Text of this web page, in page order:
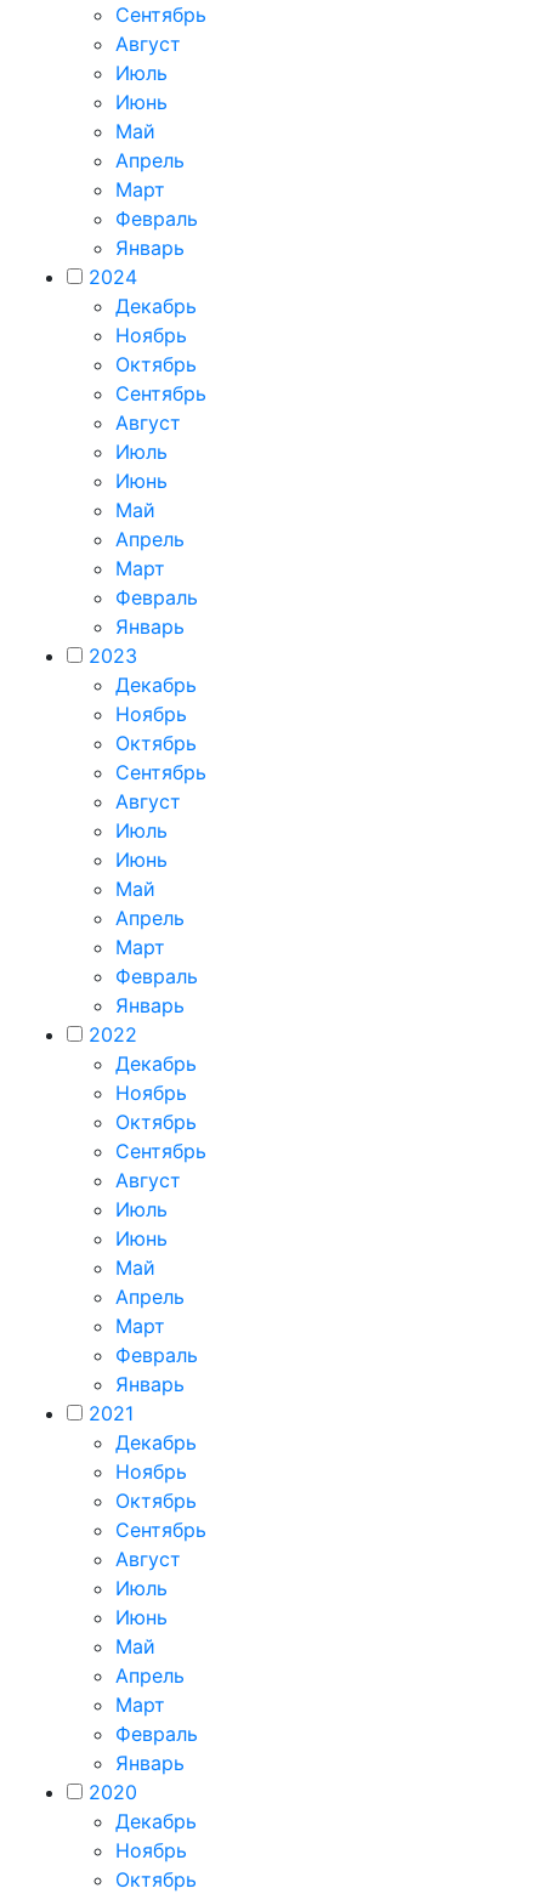
Сентябрь
Август
Июль
Июнь
Май
Апрель
Март
Февраль
Январь
2024
Декабрь
Ноябрь
Октябрь
Сентябрь
Август
Июль
Июнь
Май
Апрель
Март
Февраль
Январь
2023
Декабрь
Ноябрь
Октябрь
Сентябрь
Август
Июль
Июнь
Май
Апрель
Март
Февраль
Январь
2022
Декабрь
Ноябрь
Октябрь
Сентябрь
Август
Июль
Июнь
Май
Апрель
Март
Февраль
Январь
2021
Декабрь
Ноябрь
Октябрь
Сентябрь
Август
Июль
Июнь
Май
Апрель
Март
Февраль
Январь
2020
Декабрь
Ноябрь
Октябрь